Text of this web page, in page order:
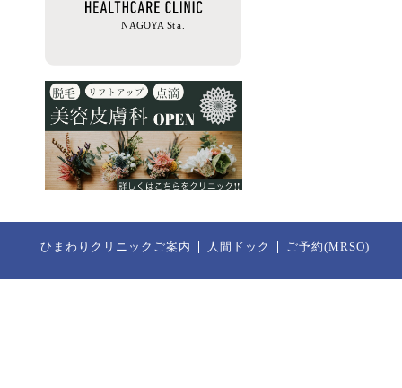
ひまわりクリニックご案内 人間ドック ご予約(MRSO)